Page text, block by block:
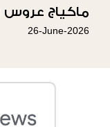
ماكياج عروس 2026 لاطلالة تشع جمالاً
26-June-2026